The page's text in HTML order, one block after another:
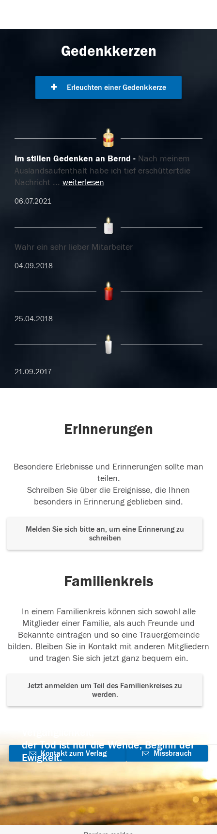
Gedenkkerzen
Erleuchten einer Gedenkkerze
Im stillen Gedenken an Bernd
Nach meinem
Auslandsaufenthalt habe ich tief erschüttertdie
Nachricht ... weiterlesen
06.07.2021
Wahr ein sehr lieber Mitarbeiter
04.09.2018
25.04.2018
21.09.2017
Erinnerungen
Besondere Erlebnisse und Erinnerungen sollte man
teilen.
Schreiben Sie über die Ereignisse, die Ihnen
besonders in Erinnerung geblieben sind.
Melden Sie sich bitte an, um eine Erinnerung zu
schreiben
Familienkreis
In einem Familienkreis können sich sowohl alle
Mitglieder einer Familie, als auch Freunde und
Bekannte eintragen und so eine Trauergemeinde
bilden. Bleiben Sie in Kontakt mit anderen Mitgliedern
und tragen Sie sich jetzt ganz bequem ein.
Jetzt anmelden um Teil des Familienkreises zu
werden.
der Tod ist nur die Wende, Beginn der
Ewigkeit.
Kontakt zum Verlag
aufnehmen
Missbrauch